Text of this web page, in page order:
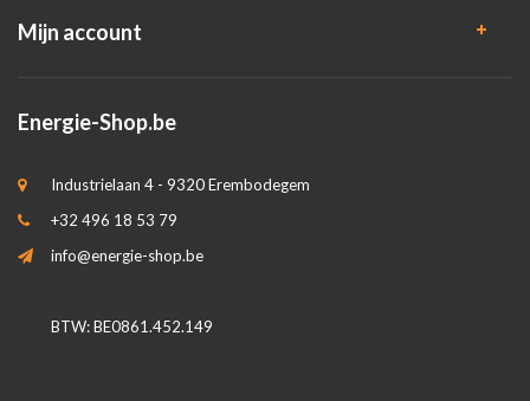
Mijn account
Energie-Shop.be
Industrielaan 4 - 9320 Erembodegem
+32 496 18 53 79
info@energie-shop.be
BTW: BE0861.452.149